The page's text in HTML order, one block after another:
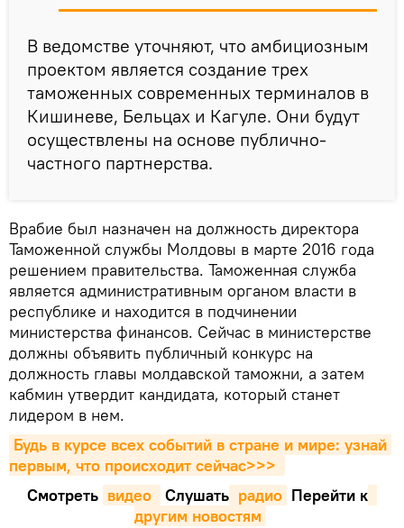
В ведомстве уточняют, что амбициозным
проектом является создание трех
таможенных современных терминалов в
Кишиневе, Бельцах и Кагуле. Они будут
осуществлены на основе публично-
частного партнерства.
Врабие был назначен на должность директора
Таможенной службы Молдовы в марте 2016 года
решением правительства. Таможенная служба
является административным органом власти в
республике и находится в подчинении
министерства финансов. Сейчас в министерстве
должны объявить публичный конкурс на
должность главы молдавской таможни, а затем
кабмин утвердит кандидата, который станет
лидером в нем.
Будь в курсе всех событий в стране и мире: узнай
первым, что происходит сейчаc>>>
Смотреть видео Cлушать радио Перейти к
другим новостям